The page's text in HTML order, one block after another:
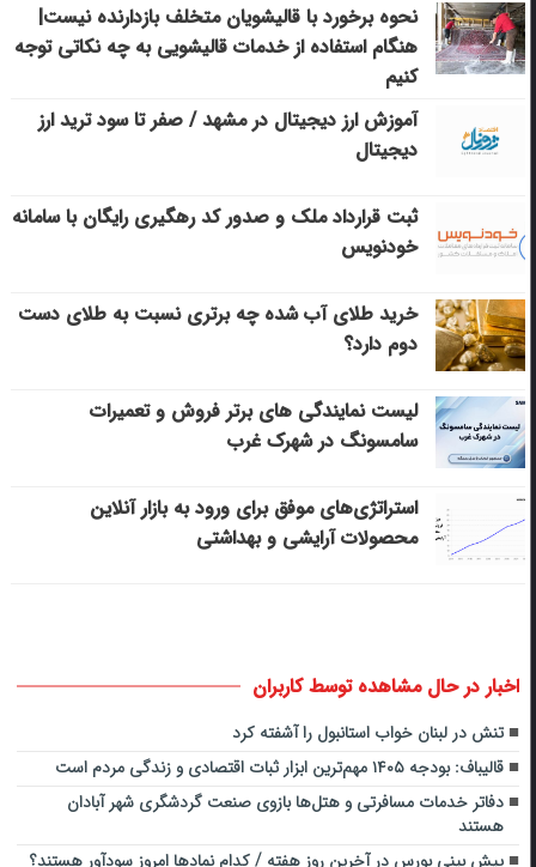
نحوه برخورد با قالیشویان متخلف بازدارنده نیست|
هنگام استفاده از خدمات قالیشویی به چه نکاتی توجه
کنیم
آموزش ارز دیجیتال در مشهد / صفر تا سود ترید ارز
دیجیتال
ثبت قرارداد ملک و صدور کد رهگیری رایگان با سامانه
خودنویس
خرید طلای آب شده چه برتری نسبت به طلای دست
دوم دارد؟
لیست نمایندگی های برتر فروش و تعمیرات
سامسونگ در شهرک غرب
استراتژی‌های موفق برای ورود به بازار آنلاین
محصولات آرایشی و بهداشتی
اخبار در حال مشاهده توسط کاربران
تنش در لبنان خواب استانبول را آشفته کرد
قالیباف: بودجه ۱۴۰۵ مهم‌ترین ابزار ثبات اقتصادی و زندگی مردم است
دفاتر خدمات مسافرتی و هتل‌ها بازوی صنعت گردشگری شهر آبادان
هستند
پیش بینی بورس در آخرین روز هفته / کدام نمادها امروز سودآور هستند؟